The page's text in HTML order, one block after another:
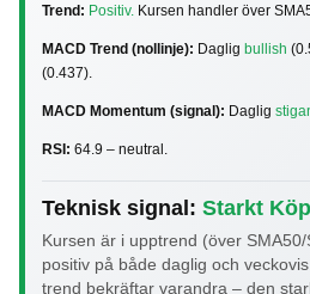
Trend: Positiv. Kursen handler över
MACD Trend (nollinje): Daglig bullish
(0.437).
MACD Momentum (signal): Daglig
RSI: 64.9 – neutral.
Teknisk signal: Starkt Köp
Kursen är i upptrend (över
positiv på både daglig och
trend bekräftar varandra – den